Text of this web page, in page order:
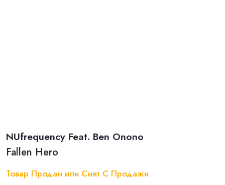
NUfrequency Feat. Ben Onono
Fallen Hero
Товар Продан или Снят С Продажи